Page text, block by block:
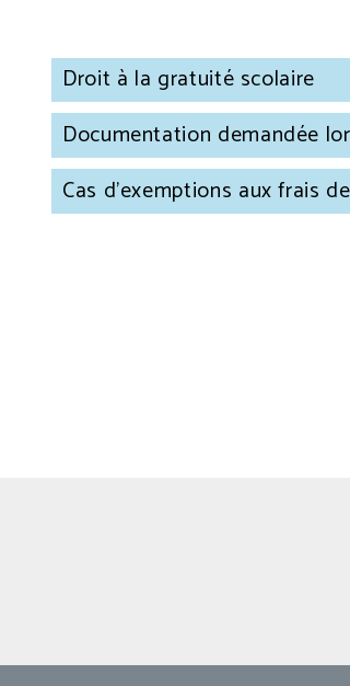
Droit à la gratuité scolaire
Documentation demandée
Cas d'exemptions aux frais